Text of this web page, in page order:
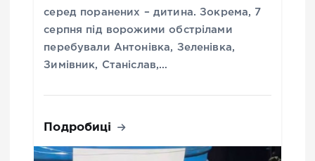
серед поранених – дитина. Зокрема, 7
серпня під ворожими обстрілами
перебували Антонівка, Зеленівка,
Зимівник, Станіслав,…
Подробиці